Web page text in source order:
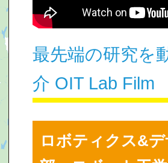
最先端の研究を
介 OIT Lab Film
ロボティクス&デ